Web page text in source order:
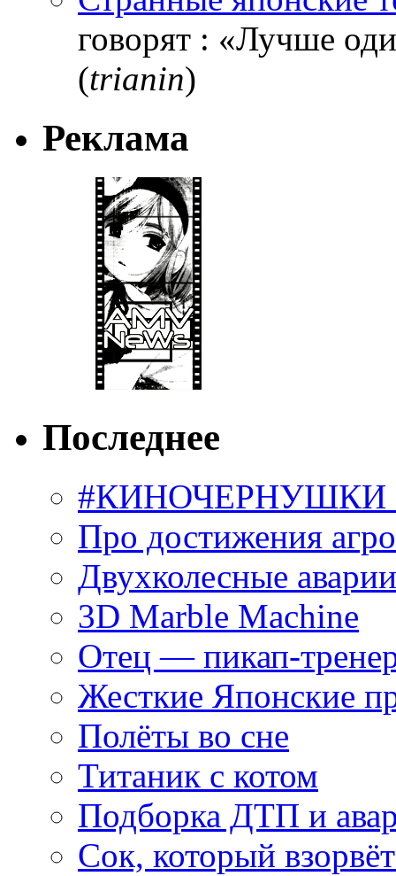
говорят : «Лучше
(trianin)
Реклама
Последнее
#КИНОЧЕРНУШКИ
Про достижения
Двухколесные
3D Marble Machine
Отец — пикап-
Жесткие Японские
Полёты во сне
Титаник с котом
Подборка ДТП и
Сок, который